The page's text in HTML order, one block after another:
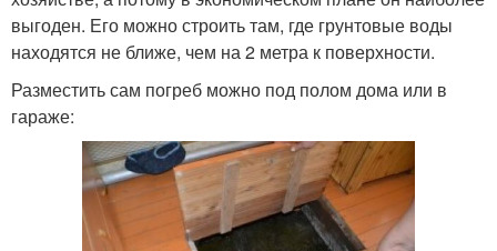
выгоден. Его можно строить там, где грунтовые воды
находятся не ближе, чем на 2 метра к поверхности.
Разместить сам погреб можно под полом дома или в
гараже: